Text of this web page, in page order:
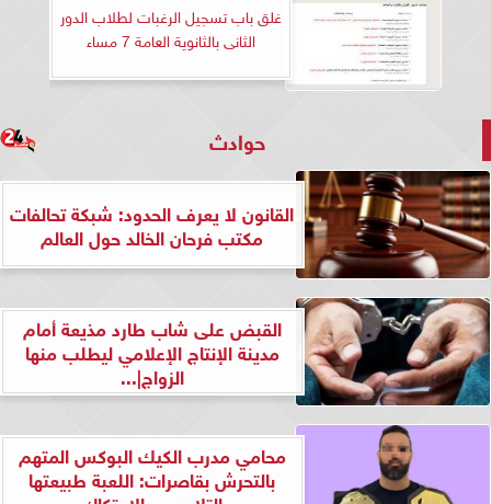
غلق باب تسجيل الرغبات لطلاب الدور
الثانى بالثانوية العامة 7 مساء
حوادث
القانون لا يعرف الحدود: شبكة تحالفات
مكتب فرحان الخالد حول العالم
القبض على شاب طارد مذيعة أمام
مدينة الإنتاج الإعلامي ليطلب منها
الزواج|...
محامي مدرب الكيك البوكس المتهم
بالتحرش بقاصرات: اللعبة طبيعتها